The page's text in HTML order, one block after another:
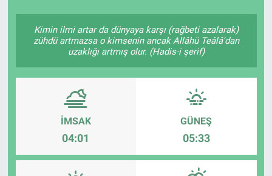
Kimin ilmi artar da dünyaya karşı (rağbeti azalarak)
zühdü artmazsa o kimsenin ancak Allâhü Teâlâ'dan
uzaklığı artmış olur. (Hadis-i şerif)
İMSAK
04:01
GÜNEŞ
05:33
Endüstri 4.0 Uygulamaları
Ağır Sanayi Çözümleri